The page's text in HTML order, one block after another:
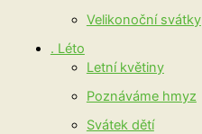
Velikonoční svátky
. Léto
Letní květiny
Poznáváme hmyz
Svátek dětí